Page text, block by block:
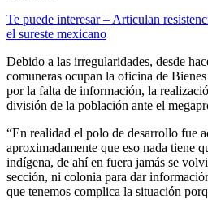
Te puede interesar – Articulan
el sureste mexicano
Debido a las irregularidades, desde
comuneras ocupan la oficina de
por la falta de información, la
división de la población ante el
“En realidad el polo de desarrollo fue
aproximadamente que eso nada tiene
indígena, de ahí en fuera jamás se
sección, ni colonia para dar
que tenemos complica la situación